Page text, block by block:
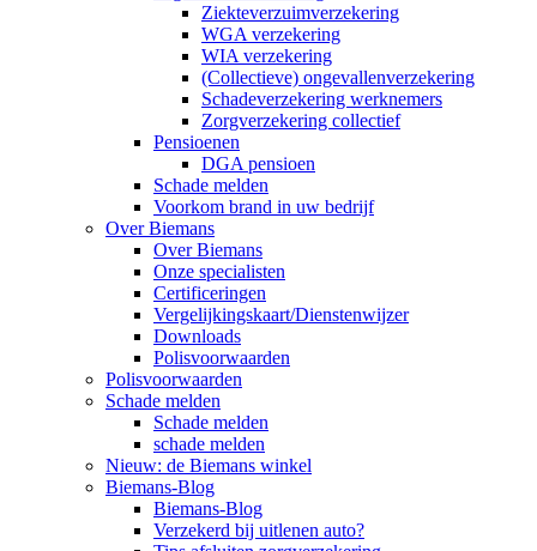
Ziekteverzuimverzekering
WGA verzekering
WIA verzekering
(Collectieve) ongevallenverzekering
Schadeverzekering werknemers
Zorgverzekering collectief
Pensioenen
DGA pensioen
Schade melden
Voorkom brand in uw bedrijf
Over Biemans
Over Biemans
Onze specialisten
Certificeringen
Vergelijkingskaart/Dienstenwijzer
Downloads
Polisvoorwaarden
Polisvoorwaarden
Schade melden
Schade melden
schade melden
Nieuw: de Biemans winkel
Biemans-Blog
Biemans-Blog
Verzekerd bij uitlenen auto?